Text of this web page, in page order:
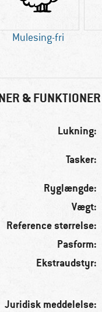
Mulesing-fri
& FUNKTIONER
Lukning:
Tasker:
Ryglængde:
Vægt:
Reference størrelse:
Pasform:
Ekstraudstyr:
Juridisk meddelelse: